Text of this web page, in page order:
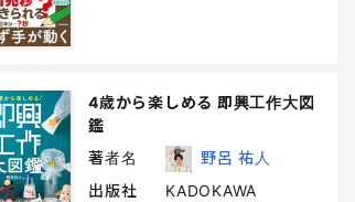
4歳から楽しめる 即興工作大図
鑑
著者名
野呂 祐人
出版社
KADOKAWA